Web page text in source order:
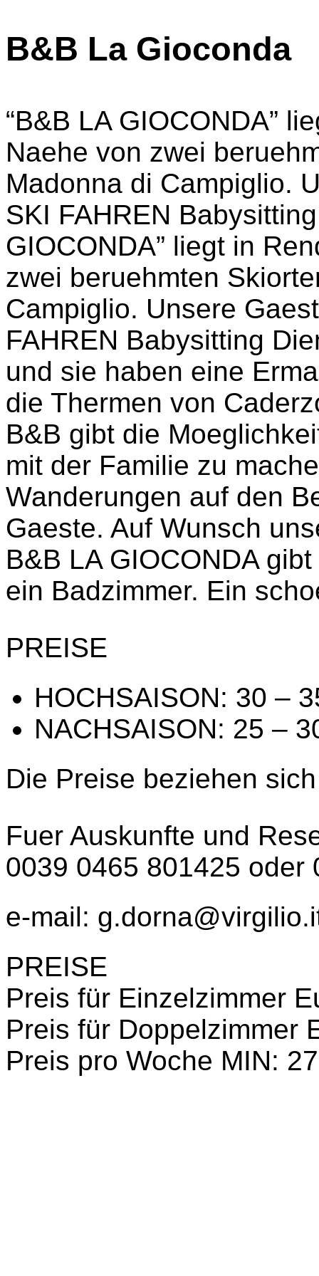
B&B La Gioconda
“B&B LA GIOCONDA”
Naehe von zwei
Madonna di Campiglio.
SKI FAHREN
GIOCONDA” liegt in
zwei beruehmten
Campiglio. Unsere
FAHREN Babysitting
und sie haben eine
die Thermen von
B&B gibt die
mit der Familie zu
Wanderungen auf den
Gaeste. Auf Wunsch
B&B LA GIOCONDA
ein Badzimmer. Ein
PREISE
HOCHSAISON: 30 –
NACHSAISON: 25 –
Die Preise beziehen
Fuer Auskunfte und
0039 0465 801425 oder
e-mail:
PREISE
Preis für Einzelzimmer
Preis für Doppelzimmer
Preis pro Woche MIN: